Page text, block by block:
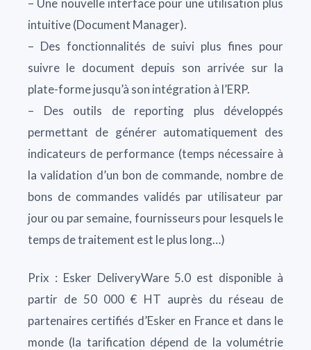
– Une nouvelle interface pour une utilisation plus
intuitive (Document Manager).
– Des fonctionnalités de suivi plus fines pour
suivre le document depuis son arrivée sur la
plate-forme jusqu’à son intégration à l’ERP.
– Des outils de reporting plus développés
permettant de générer automatiquement des
indicateurs de performance (temps nécessaire à
la validation d’un bon de commande, nombre de
bons de commandes validés par utilisateur par
jour ou par semaine, fournisseurs pour lesquels le
temps de traitement est le plus long…)
Prix : Esker DeliveryWare 5.0 est disponible à
partir de 50 000 € HT auprès du réseau de
partenaires certifiés d’Esker en France et dans le
monde (la tarification dépend de la volumétrie